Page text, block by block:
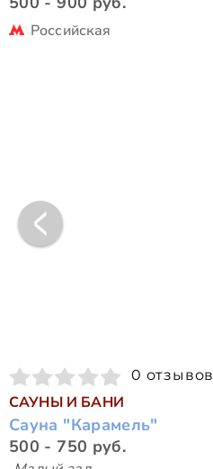
Российская
0 отзывов
САУНЫ И БАНИ
Сауна "Карамель"
500 - 750 руб.